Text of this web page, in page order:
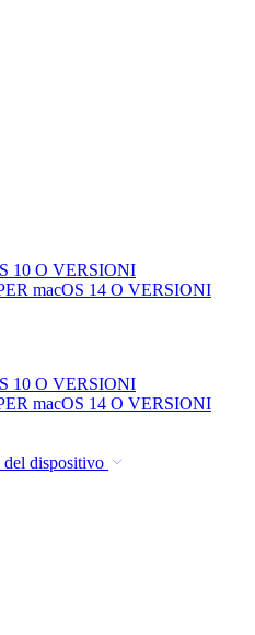
10 O VERSIONI
macOS 14 O VERSIONI
10 O VERSIONI
macOS 14 O VERSIONI
dispositivo